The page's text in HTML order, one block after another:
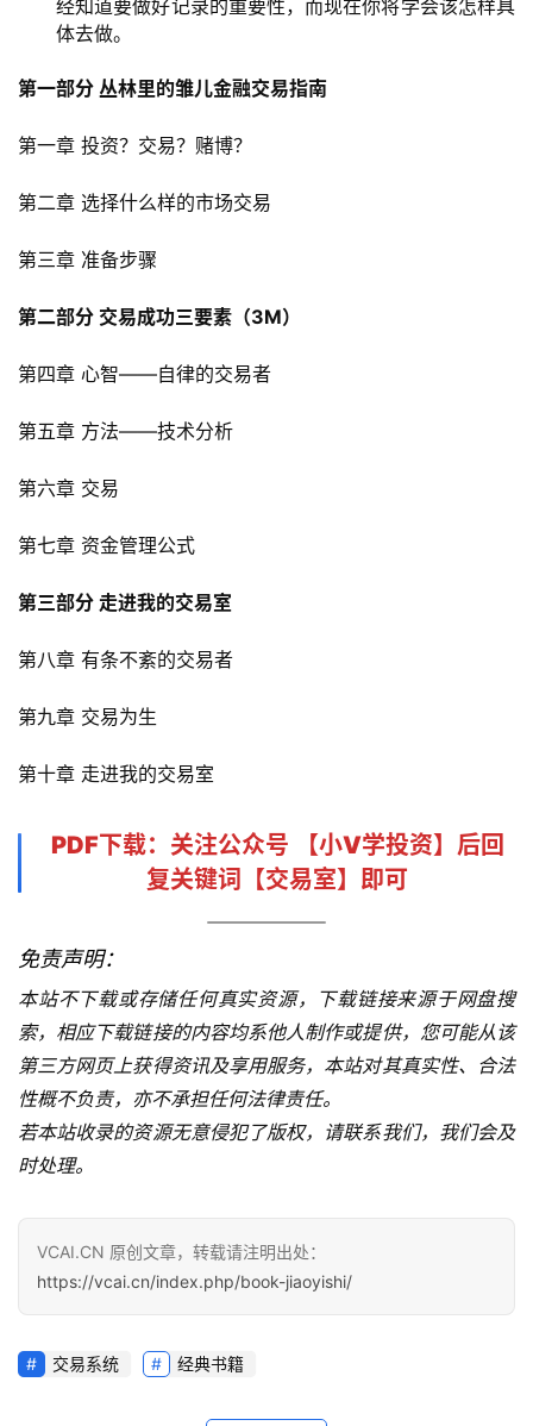
经知道要做好记录的重要性，而现在你将学会该怎样具
体去做。
第一部分 丛林里的雏儿金融交易指南
第一章 投资？交易？赌博？
第二章 选择什么样的市场交易
第三章 准备步骤
第二部分 交易成功三要素（3M）
第四章 心智——自律的交易者
第五章 方法——技术分析
第六章 交易
第七章 资金管理公式
第三部分 走进我的交易室
第八章 有条不紊的交易者
第九章 交易为生
第十章 走进我的交易室
PDF下载：关注公众号 【小V学投资】后回
复关键词【交易室】即可
免责声明：
本站不下载或存储任何真实资源，下载链接来源于网盘搜
索，相应下载链接的内容均系他人制作或提供，您可能从该
第三方网页上获得资讯及享用服务，本站对其真实性、合法
性概不负责，亦不承担任何法律责任。
若本站收录的资源无意侵犯了版权，请联系我们，我们会及
时处理。
VCAI.CN 原创文章，转载请注明出处：
https://vcai.cn/index.php/book-jiaoyishi/
交易系统 经典书籍